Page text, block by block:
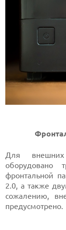
Для
оборудовано
фронтальной
2.0, а также
сожалению,
предусмотрено.